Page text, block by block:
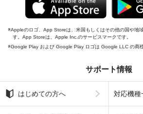
Appleのロゴ、App Storeは、米国もしくはその他の国や地
す。App Storeは、Apple Inc.のサービスマークです。
Google Play および Google Play ロゴは Google LLC の商標
サポート情報
はじめての方へ 対応機種